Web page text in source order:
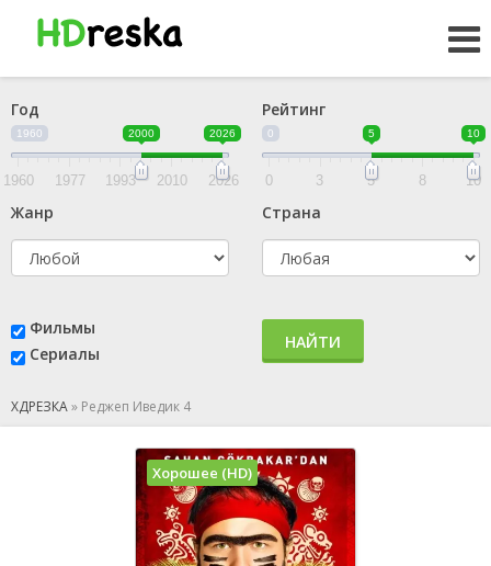
Год
1960 2000 2026
1960 1977 1993 2010 2026
Рейтинг
0 5 10
0 3 5 8 10
Жанр Страна
Фильмы
Сериалы
НАЙТИ
ХДРЕЗКА» Реджеп Иведик 4
Хорошее (HD)